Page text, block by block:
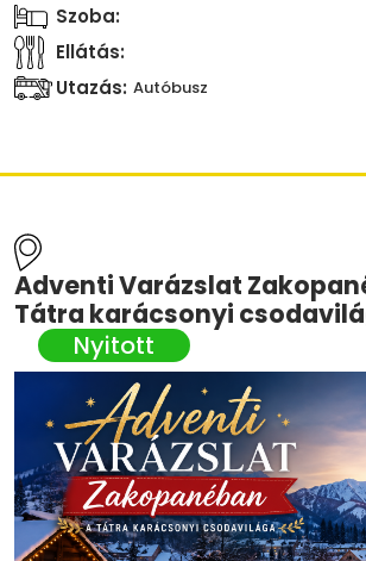
Szoba:
Ellátás:
Utazás: Autóbusz
Adventi Varázslat
Tátra karácsonyi